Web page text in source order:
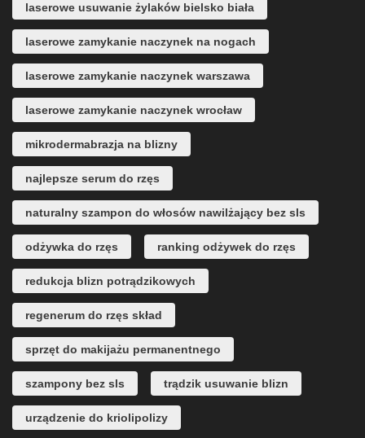
laserowe usuwanie żylaków bielsko biała
laserowe zamykanie naczynek na nogach
laserowe zamykanie naczynek warszawa
laserowe zamykanie naczynek wrocław
mikrodermabrazja na blizny
najlepsze serum do rzęs
naturalny szampon do włosów nawilżający bez sls
odżywka do rzęs ranking odżywek do rzęs
redukcja blizn potrądzikowych
regenerum do rzęs skład
sprzęt do makijażu permanentnego
szampony bez sls trądzik usuwanie blizn
urządzenie do kriolipolizy